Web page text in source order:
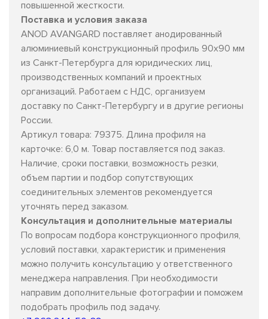
повышенной жесткости.
Поставка и условия заказа
ANOD AVANGARD поставляет анодированный
алюминиевый конструкционный профиль 90х90 мм
из Санкт-Петербурга для юридических лиц,
производственных компаний и проектных
организаций. Работаем с НДС, организуем
доставку по Санкт-Петербургу и в другие регионы
России.
Артикул товара: 79375. Длина профиля на
карточке: 6,0 м. Товар поставляется под заказ.
Наличие, сроки поставки, возможность резки,
объем партии и подбор сопутствующих
соединительных элементов рекомендуется
уточнять перед заказом.
Консультация и дополнительные материалы
По вопросам подбора конструкционного профиля,
условий поставки, характеристик и применения
можно получить консультацию у ответственного
менеджера направления. При необходимости
направим дополнительные фотографии и поможем
подобрать профиль под задачу.